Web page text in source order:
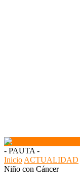
- PAUTA -
Inicio ACTUALIDAD
Niño con Cáncer